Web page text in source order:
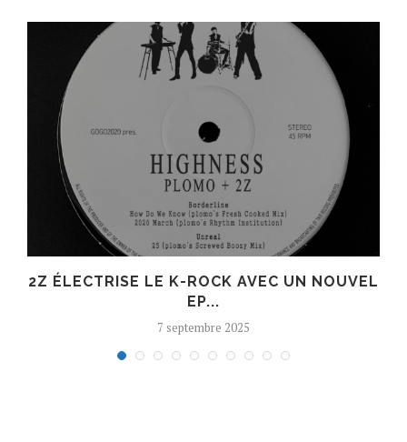
2Z ÉLECTRISE LE K-ROCK AVEC UN NOUVEL
EP...
7 septembre 2025